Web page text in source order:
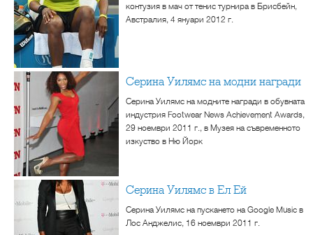
контузия в мач от тенис турнира в Брисбейн,
Австралия, 4 януари 2012 г.
Серина Уилямс на модни награди
Серина Уилямс на модните награди в обувната
индустрия Footwear News Achievement Awards,
29 ноември 2011 г., в Музея на съвременното
изкуство в Ню Йорк
Серина Уилямс в Ел Ей
Серина Уилямс на пускането на Google Music в
Лос Анджелис, 16 ноември 2011 г.